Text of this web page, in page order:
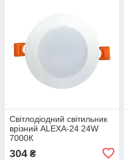
Світлодіодний світильник
врізний ALEXA-24 24W
7000К
304 ₴